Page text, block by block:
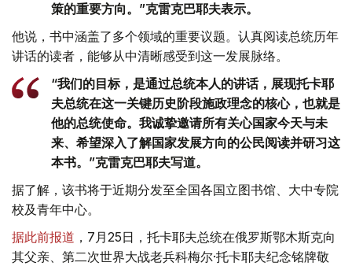
策的重要方向。”克雷克巴耶夫表示。
他说，书中涵盖了多个领域的重要议题。认真阅读总统历年
讲话的读者，能够从中清晰感受到这一发展脉络。
“我们的目标，是通过总统本人的讲话，展现托卡耶
夫总统在这一关键历史阶段施政理念的核心，也就是
他的总统使命。我诚挚邀请所有关心国家今天与未
来、希望深入了解国家发展方向的公民阅读并研习这
本书。”克雷克巴耶夫写道。
据了解，该书将于近期分发至全国各国立图书馆、大中专院
校及青年中心。
据此前报道 ，7月25日，托卡耶夫总统在俄罗斯鄂木斯克向
其父亲、第二次世界大战老兵科梅尔·托卡耶夫纪念铭牌敬